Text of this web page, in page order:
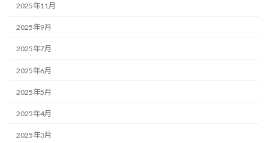
2025年11月
2025年9月
2025年7月
2025年6月
2025年5月
2025年4月
2025年3月